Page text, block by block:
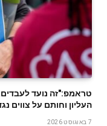
טראמפ:"זה נועד
העליון וחותם על צווים
7 באוגוסט 2026